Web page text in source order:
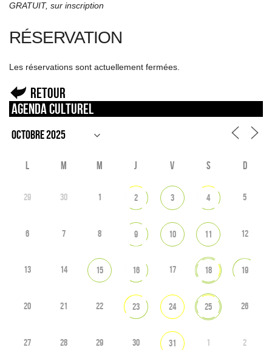
GRATUIT, sur inscription
RÉSERVATION
Les réservations sont actuellement fermées.
Retour
Agenda culturel
L M M J V S D
29 30 1 2 3 4 5
6 7 8 9 10 11 12
13 14 15 16 17 18 19
20 21 22 23 24 25 26
27 28 29 30 31 1 2